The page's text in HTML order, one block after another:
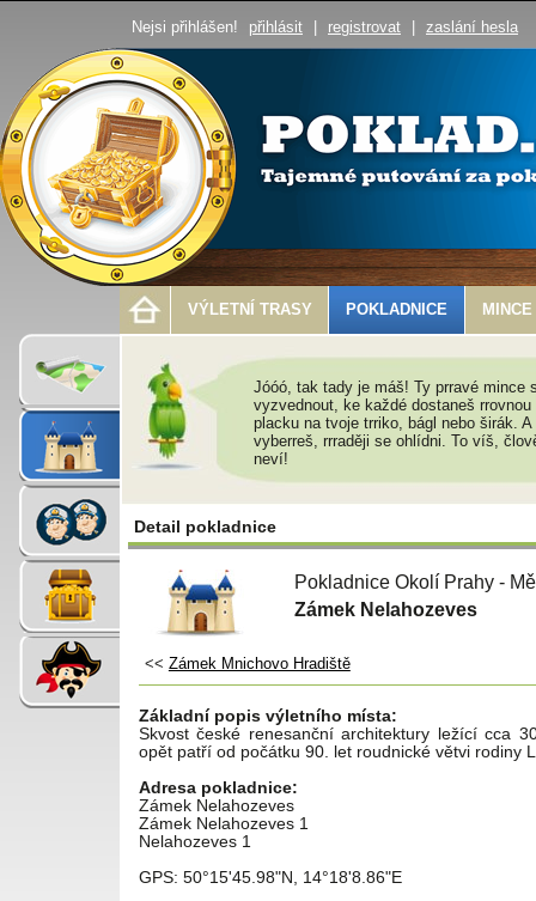
Nejsi přihlášen! přihlásit registrovat zaslání hesla
VÝLETNÍ TRASY POKLADNICE MINCE
Jóóó, tak tady je máš! Ty prravé mince
vyzvednout, ke každé dostaneš
placku na tvoje trriko, bágl nebo širák. A
vyberreš, rrraději se ohlídni. To víš,
neví!
Detail pokladnice
Pokladnice Okolí Prahy -
Zámek Nelahozeves
<< Zámek Mnichovo Hradiště
Základní popis výletního místa:
Skvost české renesanční architektury ležící cca
opět patří od počátku 90. let roudnické větvi rodiny
Adresa pokladnice:
Zámek Nelahozeves
Zámek Nelahozeves 1
Nelahozeves 1
GPS: 50°15'45.98"N, 14°18'8.86"E